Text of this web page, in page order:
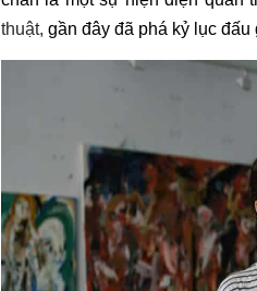
thuật, gần đây đã phá kỷ lục